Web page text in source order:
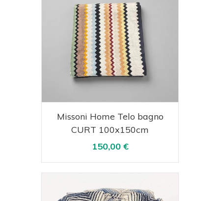
Acquista Visualizza
Missoni Home Telo bagno
CURT 100x150cm
150,00 €